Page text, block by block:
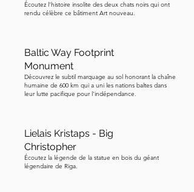
Écoutez l'histoire insolite des deux chats noirs qui ont
rendu célèbre ce bâtiment Art nouveau.
Baltic Way Footprint
Monument
Découvrez le subtil marquage au sol honorant la chaîne
humaine de 600 km qui a uni les nations baltes dans
leur lutte pacifique pour l'indépendance.
Lielais Kristaps - Big
Christopher
Écoutez la légende de la statue en bois du géant
légendaire de Riga.